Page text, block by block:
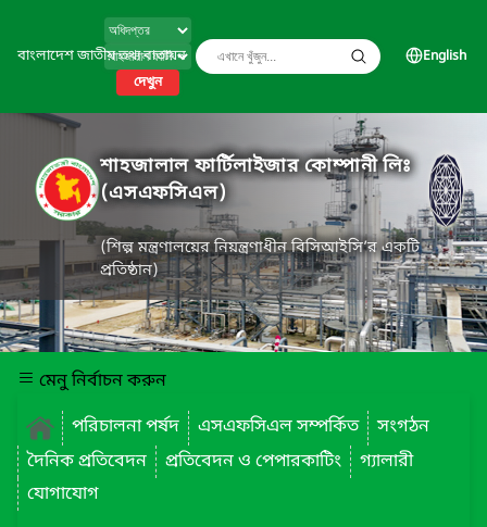
বাংলাদেশ জাতীয় তথ্য বাতায়ন
দেখুন
English
শাহজালাল ফার্টিলাইজার কোম্পানী লিঃ
(এসএফসিএল)
(শিল্প মন্ত্রণালয়ের নিয়ন্ত্রণাধীন বিসিআইসি’র একটি
প্রতিষ্ঠান)
মেনু নির্বাচন করুন
পরিচালনা পর্ষদ
এসএফসিএল সম্পর্কিত
সংগঠন
দৈনিক প্রতিবেদন
প্রতিবেদন ও পেপারকাটিং
গ্যালারী
যোগাযোগ